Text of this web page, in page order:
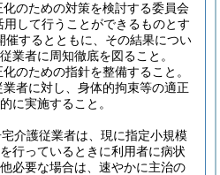
のための対策を検討する委員会
して行うことができるものとす
催するとともに、その結果につい
業者に周知徹底を図ること。
のための指針を整備すること。
者に対し、身体的拘束等の適正
に実施すること。
介護従業者は、現に指定小規模
行っているときに利用者に病状
必要な場合は、速やかに主治の